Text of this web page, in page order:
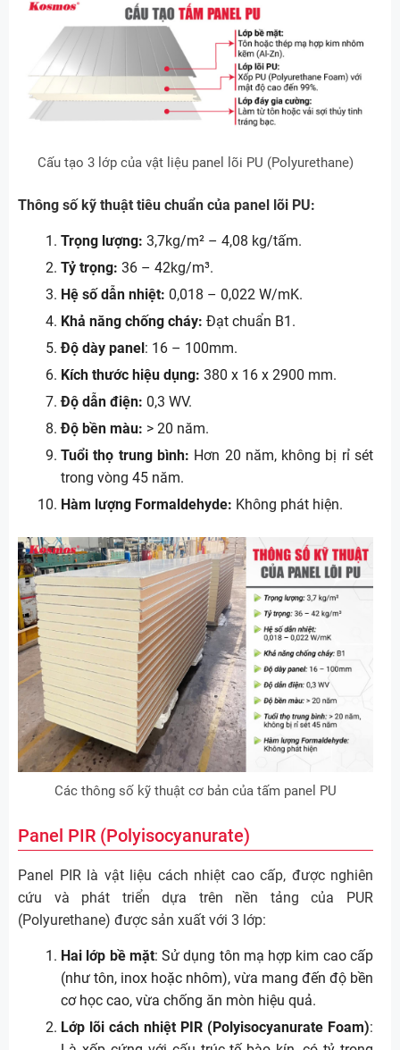
Cấu tạo 3 lớp của vật liệu panel lõi PU (Polyurethane)
Thông số kỹ thuật tiêu chuẩn của panel lõi PU:
Trọng lượng: 3,7kg/m² – 4,08 kg/tấm.
Tỷ trọng: 36 – 42kg/m³.
Hệ số dẫn nhiệt: 0,018 – 0,022 W/mK.
Khả năng chống cháy: Đạt chuẩn B1.
Độ dày panel : 16 – 100mm.
Kích thước hiệu dụng: 380 x 16 x 2900 mm.
Độ dẫn điện: 0,3 WV.
Độ bền màu: > 20 năm.
Tuổi thọ trung bình: Hơn 20 năm, không bị rỉ sét
trong vòng 45 năm.
Hàm lượng Formaldehyde: Không phát hiện.
Các thông số kỹ thuật cơ bản của tấm panel PU
Panel PIR (Polyisocyanurate)
Panel PIR là vật liệu cách nhiệt cao cấp, được nghiên
cứu và phát triển dựa trên nền tảng của PUR
(Polyurethane) được sản xuất với 3 lớp:
Hai lớp bề mặt: Sử dụng tôn mạ hợp kim cao cấp
(như tôn, inox hoặc nhôm), vừa mang đến độ bền
cơ học cao, vừa chống ăn mòn hiệu quả.
Lớp lõi cách nhiệt PIR (Polyisocyanurate Foam):